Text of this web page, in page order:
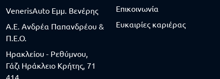
VenerisAuto Εμμ. Βενέρης
Α.Ε. Ανδρέα Παπανδρέου &
Π.Ε.Ο.
Ηρακλείου - Ρεθύμνου,
Γάζι Ηράκλειο Κρήτης, 71
Επικοινωνία
Ευκαιρίες καριέρας